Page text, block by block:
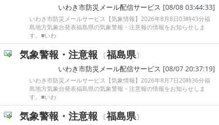
いわき市防災メール配信サービス [08/08 03:44:33]
いわき市防災メールサービス【気象情報】2026年8月8日03時43分福
島地方気象台発表福島県の気象警報・注意報の情報をお知らせしま
す。■いわ
気象警報・注意報 〔福島県〕
いわき市防災メール配信サービス [08/07 20:37:19]
いわき市防災メールサービス【気象情報】2026年8月7日20時36分福
島地方気象台発表福島県の気象警報・注意報の情報をお知らせしま
す。■いわ
気象警報・注意報 〔福島県〕